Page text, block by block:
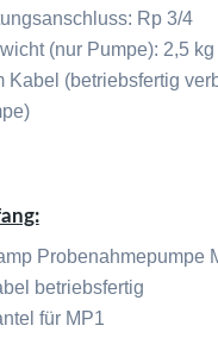
Rp 3/4
(nur Pumpe): 2,5 kg
Kabel (betriebsfertig
Probenahmepumpe
betriebsfertig
für MP1